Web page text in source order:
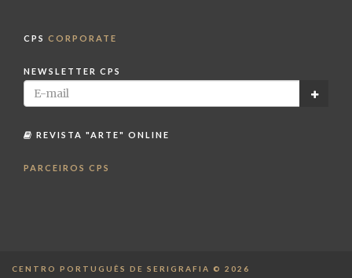
CPS CORPORATE
NEWSLETTER CPS
REVISTA "ARTE" ONLINE
PARCEIROS CPS
CENTRO PORTUGUÊS DE SERIGRAFIA © 2026